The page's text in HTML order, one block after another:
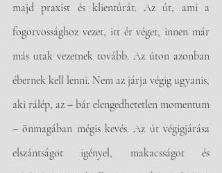
majd praxist és klientúrát. Az út, ami a
fogorvossághoz vezet, itt ér véget, innen már
más utak vezetnek tovább. Az úton azonban
ébernek kell lenni. Nem az járja végig ugyanis,
aki rálép, az – bár elengedhetetlen momentum
– önmagában mégis kevés. Az út végigjárása
elszántságot igényel, makacsságot és